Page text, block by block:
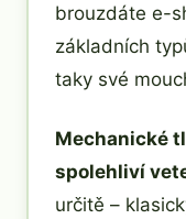
brouzdáte e-
základních
taky své
Mechanické
spolehliví
určitě –